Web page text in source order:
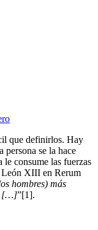
que definirlos. Hay
persona se la hace
le consume las fuerzas
León XIII en Rerum
hombres) más
[…]”[1].